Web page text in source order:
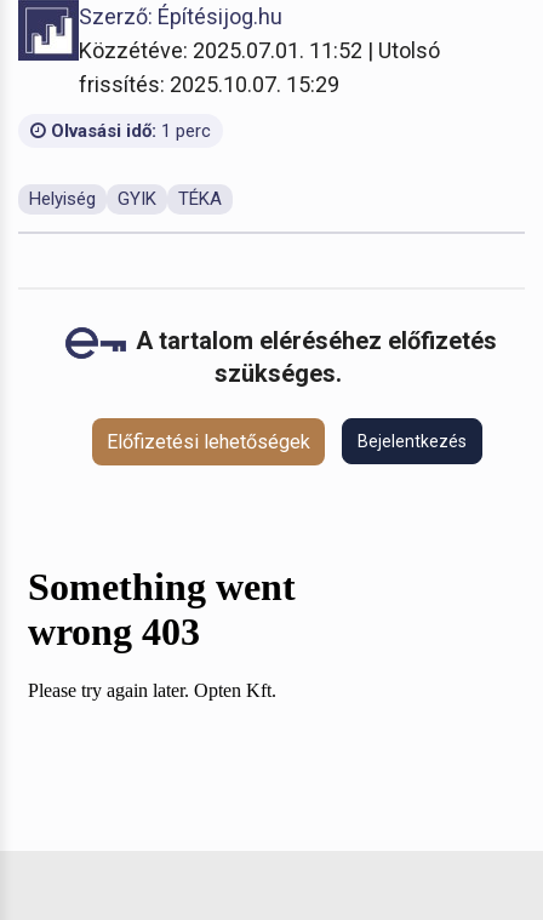
Szerző: Építésijog.hu
Közzétéve: 2025.07.01. 11:52 | Utolsó
frissítés: 2025.10.07. 15:29
Olvasási idő: 1 perc
Helyiség GYIK TÉKA
A tartalom eléréséhez előfizetés
szükséges.
Előfizetési lehetőségek Bejelentkezés